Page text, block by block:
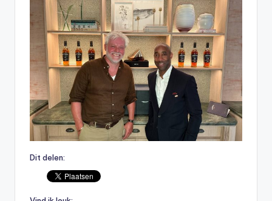
Dit delen: